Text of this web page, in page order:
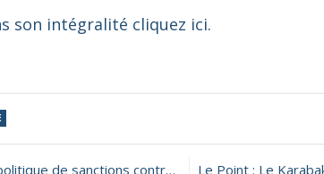
son intégralité cliquez ici.
de sanctions contre l’Azerbaïdjan